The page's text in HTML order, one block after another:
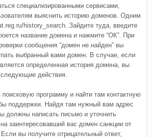
специализированными сервисами,
выяснить историю доменов. Одним
history_search. Зайдите туда, введите
название домена и нажмите “ОК”. При
сообщения “домен не найден” вы
выбранный вами домен. В случае, если
определенная история домена, вы
действия.
программу и найти там контактную
поддержки. Найдя там нужный вам адрес
должны написать письмо и уточнить
заинтересовавший вас домен санкции от
вы получите отрицательный ответ,